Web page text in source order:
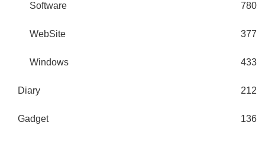
Software 780
WebSite 377
Windows 433
Diary 212
Gadget 136